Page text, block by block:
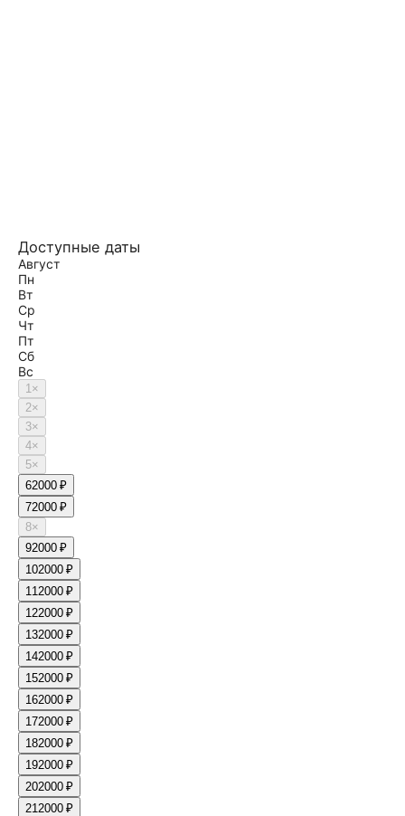
Доступные даты
Август
Пн
Вт
Ср
Чт
Пт
Сб
Вс
1×
2×
3×
4×
5×
62000 ₽
72000 ₽
8×
92000 ₽
102000 ₽
112000 ₽
122000 ₽
132000 ₽
142000 ₽
152000 ₽
162000 ₽
172000 ₽
182000 ₽
192000 ₽
202000 ₽
212000 ₽